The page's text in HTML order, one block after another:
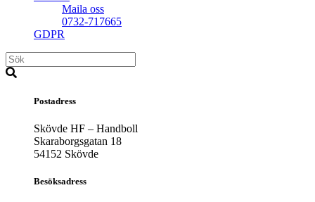
Maila oss
0732-717665
GDPR
Postadress
Skövde HF – Handboll
Skaraborgsgatan 18
54152 Skövde
Besöksadress